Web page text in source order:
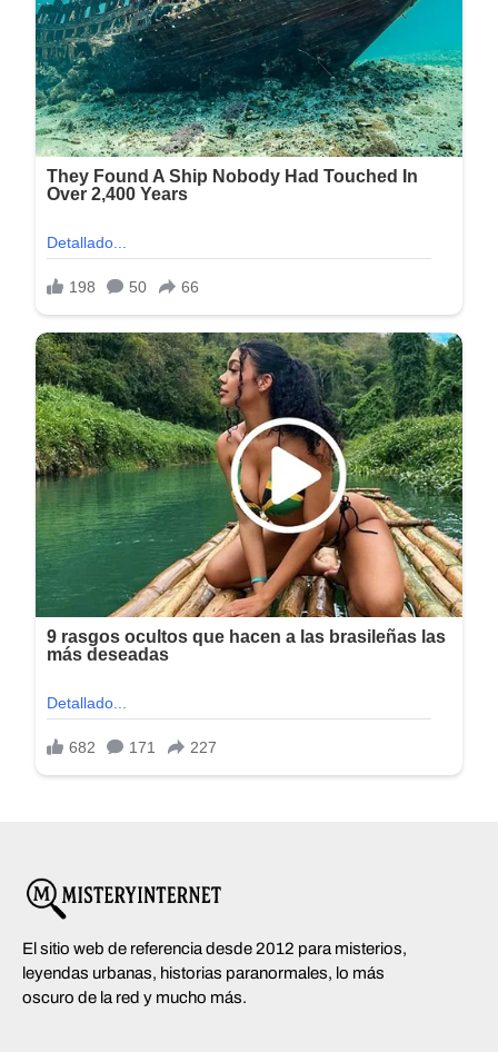
El sitio web de referencia desde 2012 para misterios,
leyendas urbanas, historias paranormales, lo más
oscuro de la red y mucho más.